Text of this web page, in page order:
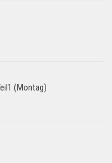
(Montag)